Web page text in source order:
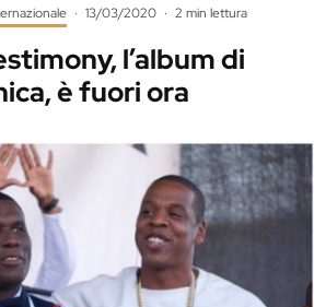
· 13/03/2020 · 2 min lettura
l’album di
è fuori ora